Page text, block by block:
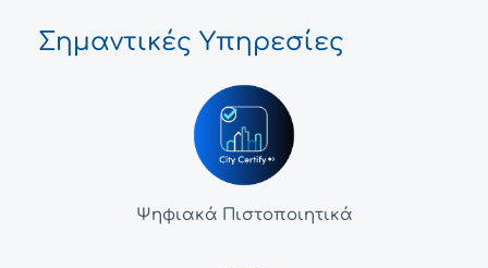
Σημαντικές Υπηρεσίες
Ψηφιακά Πιστοποιητικά